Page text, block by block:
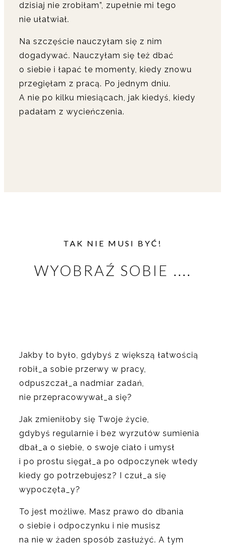
dzisiaj nie zrobiłam”, zupełnie mi tego
nie ułatwiał.
Na szczęście nauczyłam się z nim
dogadywać. Nauczyłam się też dbać
o siebie i łapać te momenty, kiedy znowu
przegięłam z pracą. Po jednym dniu.
A nie po kilku miesiącach, jak kiedyś, kiedy
padałam z wycieńczenia.
TAK NIE MUSI BYĆ!
WYOBRAŹ SOBIE ....
Jakby to było, gdybyś z większą łatwością
robił_a sobie przerwy w pracy,
odpuszczał_a nadmiar zadań,
nie przepracowywał_a się?
Jak zmieniłoby się Twoje życie,
gdybyś regularnie i bez wyrzutów sumienia
dbał_a o siebie, o swoje ciało i umysł
i po prostu sięgał_a po odpoczynek wtedy
kiedy go potrzebujesz? I czuł_a się
wypoczęta_y?
To jest możliwe. Masz prawo do dbania
o siebie i odpoczynku i nie musisz
na nie w żaden sposób zasłużyć. A tym